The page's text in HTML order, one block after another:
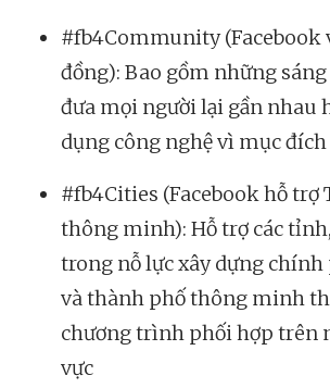
#fb4Community (Facebook
đồng): Bao gồm những
đưa mọi người lại gần nhau
dụng công nghệ vì mục
#fb4Cities (Facebook hỗ trợ
thông minh): Hỗ trợ các
trong nỗ lực xây dựng chính
và thành phố thông minh
chương trình phối hợp trên
vực